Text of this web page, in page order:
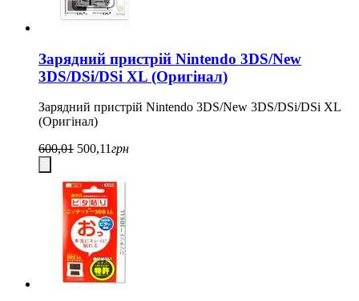
Зарядний пристрій Nintendo 3DS/New
3DS/DSi/DSi XL (Оригінал)
Зарядний пристрій Nintendo 3DS/New 3DS/DSi/DSi XL
(Оригінал)
600,01 500,11грн